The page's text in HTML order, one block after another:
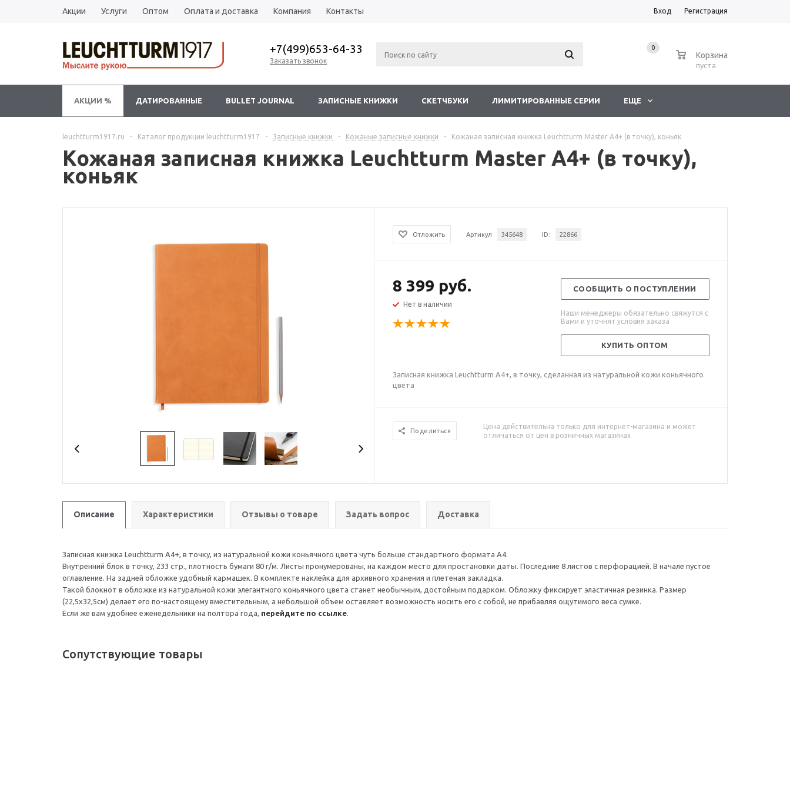
Акции Услуги Оптом Оплата и доставка Компания Контакты Вход Регистрация
+7(499)653-64-33
Заказать звонок
0
Корзина
пуста
АКЦИИ % ДАТИРОВАННЫЕ BULLET JOURNAL ЗАПИСНЫЕ КНИЖКИ СКЕТЧБУКИ ЛИМИТИРОВАННЫЕ СЕРИИ ЕЩЕ
leuchtturm1917.ru - Каталог продукции leuchtturm1917 - Записные книжки - Кожаные записные книжки - Кожаная записная книжка Leuchtturm Master А4+ (в точку), коньяк
Кожаная записная книжка Leuchtturm Master А4+ (в точку),
коньяк
Отложить Артикул 345648 ID: 22866
8 399 руб.
Нет в наличии
СООБЩИТЬ О ПОСТУПЛЕНИИ
Наши менеджеры обязательно свяжутся с
Вами и уточнят условия заказа
КУПИТЬ ОПТОМ
Записная книжка Leuchtturm А4+, в точку, сделанная из натуральной кожи коньячного
цвета
Поделиться
Цена действительна только для интернет-магазина и может
отличаться от цен в розничных магазинах
Описание Характеристики Отзывы о товаре Задать вопрос Доставка
Записная книжка Leuchtturm А4+, в точку, из натуральной кожи коньячного цвета чуть больше стандартного формата А4.
Внутренний блок в точку, 233 стр., плотность бумаги 80 г/м. Листы пронумерованы, на каждом место для простановки даты. Последние 8 листов с перфорацией. В начале пустое
оглавление. На задней обложке удобный кармашек. В комплекте наклейка для архивного хранения и плетеная закладка.
Такой блокнот в обложке из натуральной кожи элегантного коньячного цвета станет необычным, достойным подарком. Обложку фиксирует эластичная резинка. Размер
(22,5х32,5см) делает его по-настоящему вместительным, а небольшой объем оставляет возможность носить его с собой, не прибавляя ощутимого веса сумке.
Если же вам удобнее еженедельники на полтора года, перейдите по ссылке.
Сопутствующие товары